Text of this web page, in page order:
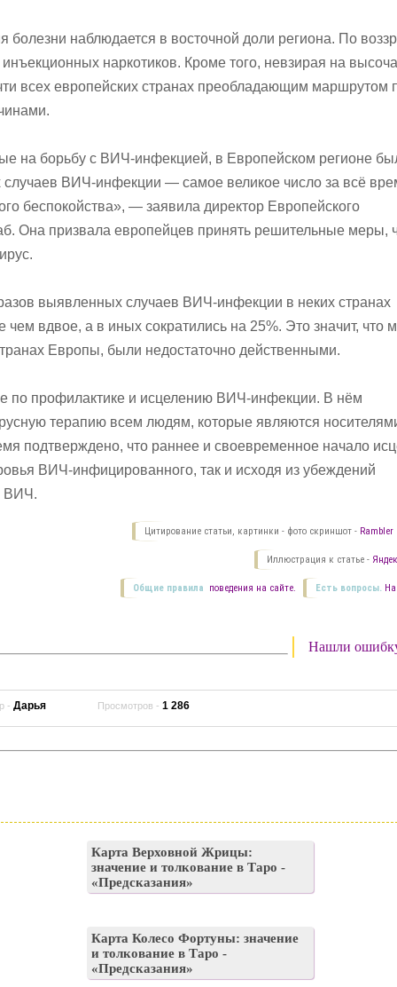
болезни наблюдается в восточной доли региона. По
наркотиков. Кроме того, невзирая на
всех европейских странах преобладающим маршрутом
на борьбу с ВИЧ-инфекцией, в Европейском регионе
ВИЧ-инфекции — самое великое число за всё
беспокойства», — заявила директор Европейского
Она призвала европейцев принять решительные меры,
выявленных случаев ВИЧ-инфекции в неких странах
вдвое, а в иных сократились на 25%. Это значит, что
Европы, были недостаточно действенными.
по профилактике и исцелению ВИЧ-инфекции. В нём
терапию всем людям, которые являются
подтверждено, что раннее и своевременное начало
ВИЧ-инфицированного, так и исходя из убеждений
ВИЧ.
Цитирование статьи, картинки - фото скриншот - Rambler
Иллюстрация к статье -
Есть вопросы.
Общие правила поведения на сайте.
Нашли
-Дарья Просмотров -1 286
Карта Верховной Жрицы:
значение и толкование в Таро -
«Предсказания»
Карта Колесо Фортуны: значение
и толкование в Таро -
«Предсказания»